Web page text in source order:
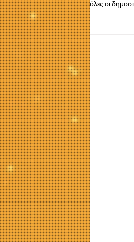
όλες οι